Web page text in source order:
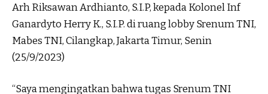
Arh Riksawan Ardhianto, S.I.P, kepada Kolonel Inf
Ganardyto Herry K., S.I.P. di ruang lobby Srenum TNI,
Mabes TNI, Cilangkap, Jakarta Timur, Senin
(25/9/2023)
“Saya mengingatkan bahwa tugas Srenum TNI